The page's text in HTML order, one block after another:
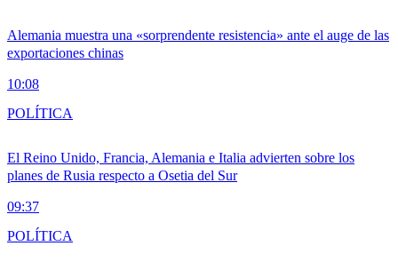
Alemania muestra una «sorprendente resistencia» ante el auge de las
exportaciones chinas
10:08
El Reino Unido, Francia, Alemania e Italia advierten sobre los
planes de Rusia respecto a Osetia del Sur
09:37
POLÍTICA
POLÍTICA